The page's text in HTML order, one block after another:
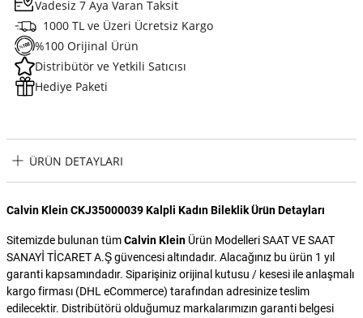
Vadesiz 7 Aya Varan Taksit
1000 TL ve Üzeri Ücretsiz Kargo
%100 Orijinal Ürün
Distribütör ve Yetkili Satıcısı
Hediye Paketi
ÜRÜN DETAYLARI
Calvin Klein CKJ35000039 Kalpli Kadın Bileklik Ürün Detayları
Sitemizde bulunan tümCalvin Klein Ürün Modelleri SAAT VE SAAT
SANAYİ TİCARET A.Ş güvencesi altındadır. Alacağınız bu ürün 1 yıl
garanti kapsamındadır. Siparişiniz orijinal kutusu / kesesi ile anlaşmalı
kargo firması (DHL eCommerce) tarafından adresinize teslim
edilecektir. Distribütörü olduğumuz markalarımızın garanti belgesi